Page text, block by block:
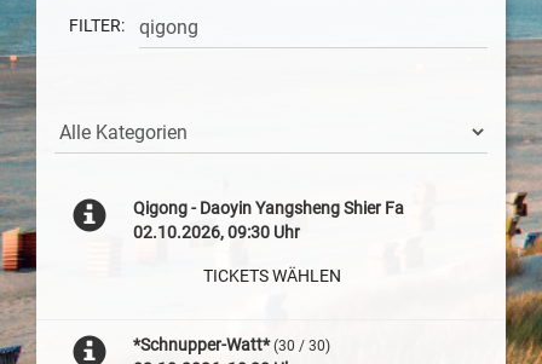
FILTER:
Qigong - Daoyin Yangsheng Shier Fa
02.10.2026, 09:30 Uhr
TICKETS WÄHLEN
*Schnupper-Watt* (30 / 30)